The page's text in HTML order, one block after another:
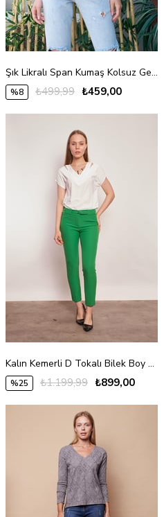
Şık Likralı Span Kumaş Kolsuz Geniş Sıfır Yaka Düşük Omuzlu Basic Tshirt Bluz-Fujya
%8 ₺459,00
₺499,99
Kalın Kemerli D Tokalı Bilek Boy Normal Bel Likralı Kumaş Pantolon-B.Yeşil
%25 ₺899,00
₺1.199,99